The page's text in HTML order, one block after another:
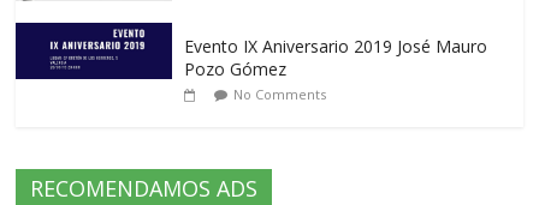
Evento IX Aniversario 2019 José Mauro
Pozo Gómez
No Comments
RECOMENDAMOS ADS